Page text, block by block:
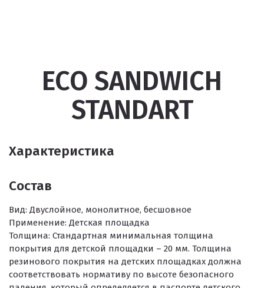
ECO SANDWICH
STANDART
Характеристика
Состав
Вид: Двуслойное, монолитное, бесшовное
Применение: Детская площадка
Толщина: Стандартная минимальная толщина
покрытия для детской площадки – 20 мм. Толщина
резинового покрытия на детских площадках должна
соответствовать нормативу по высоте безопасного